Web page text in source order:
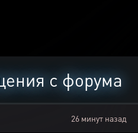
с форума
26 минут назад